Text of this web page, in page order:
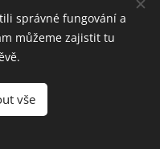
správné fungování a
můžeme zajistit tu
vše